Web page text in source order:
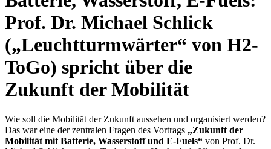
Prof. Dr. Michael Schlick
(„Leuchtturmwärter“ von H2-
ToGo) spricht über die
Zukunft der Mobilität
Wie soll die Mobilität der Zukunft aussehen und organisiert werden?
Das war eine der zentralen Fragen des Vortrags „Zukunft der
Mobilität mit Batterie, Wasserstoff und E-Fuels“ von Prof. Dr.